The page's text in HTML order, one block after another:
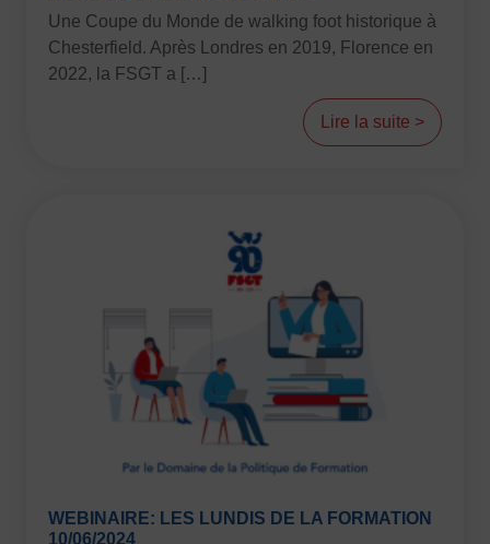
Une Coupe du Monde de walking foot historique à
Chesterfield. Après Londres en 2019, Florence en
2022, la FSGT a […]
Lire la suite >
WEBINAIRE: LES LUNDIS DE LA FORMATION
10/06/2024